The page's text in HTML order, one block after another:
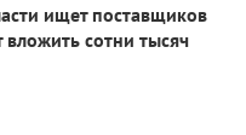
ищет поставщиков
вложить сотни тысяч